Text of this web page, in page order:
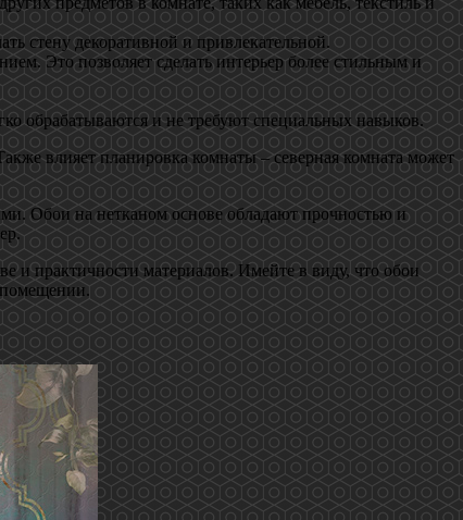
стену декоративной и привлекательной.
Это позволяет сделать интерьер более стильным и
обрабатываются и не требуют специальных навыков.
влияет планировка комнаты – северная комната может
Обои на нетканом основе обладают прочностью и
и практичности материалов. Имейте в виду, что обои